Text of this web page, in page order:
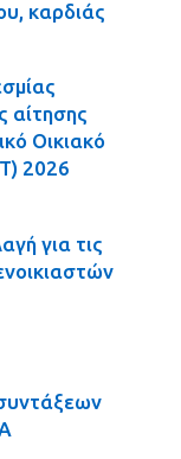
καρδιάς
αίτησης
Οικιακό
2026
για τις